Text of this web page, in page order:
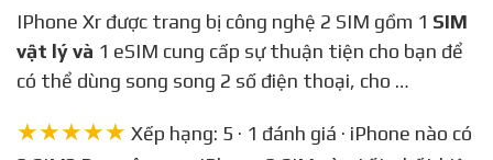
IPhone Xr được trang bị công nghệ 2 SIM gồm 1 SIM
vật lý và 1 eSIM cung cấp sự thuận tiện cho bạn để
có thể dùng song song 2 số điện thoại, cho …
★★★★★ Xếp hạng: 5 · 1 đánh giá · iPhone nào có